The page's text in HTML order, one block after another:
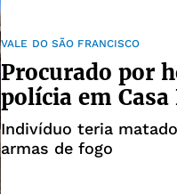
VALE DO SÃO FRANCISCO
Procurado por
polícia em Casa
Indivíduo teria
armas de fogo